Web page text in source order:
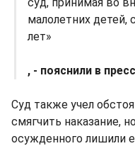
малолетних детей,
лет»
, - пояснили в
Суд также учел
смягчить наказание,
осужденного лишили